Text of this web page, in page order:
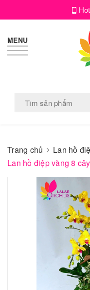
MENU
Trang chủ
Lan hồ
Lan hồ điệp vàng 8